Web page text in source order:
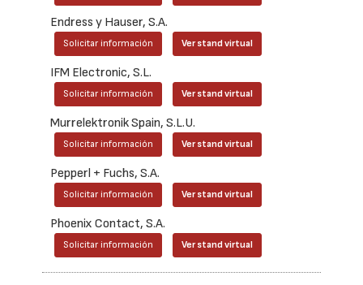
Endress y Hauser, S.A.
Solicitar información Ver stand virtual
IFM Electronic, S.L.
Solicitar información Ver stand virtual
Murrelektronik Spain, S.L.U.
Solicitar información Ver stand virtual
Pepperl + Fuchs, S.A.
Solicitar información Ver stand virtual
Phoenix Contact, S.A.
Solicitar información Ver stand virtual